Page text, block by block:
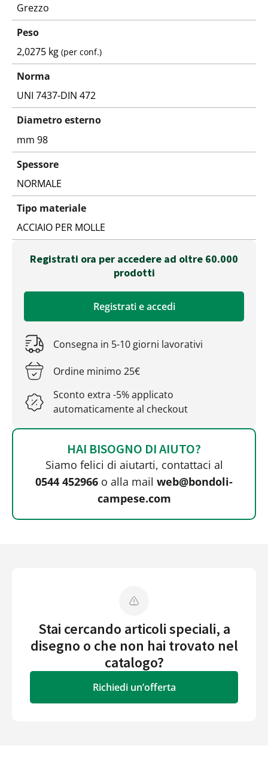
Grezzo
Peso
2,0275 kg(per conf.)
Norma
UNI 7437-DIN 472
Diametro esterno
mm 98
Spessore
NORMALE
Tipo materiale
ACCIAIO PER MOLLE
Registrati ora per accedere ad oltre 60.000
prodotti
Registrati e accedi
Consegna in 5-10 giorni lavorativi
Ordine minimo 25€
Sconto extra -5% applicato
automaticamente al checkout
HAI BISOGNO DI AIUTO?
Siamo felici di aiutarti, contattaci al
0544 452966 o alla mail web@bondoli-
campese.com
Stai cercando articoli speciali, a
disegno o che non hai trovato nel
catalogo?
Richiedi un’offerta